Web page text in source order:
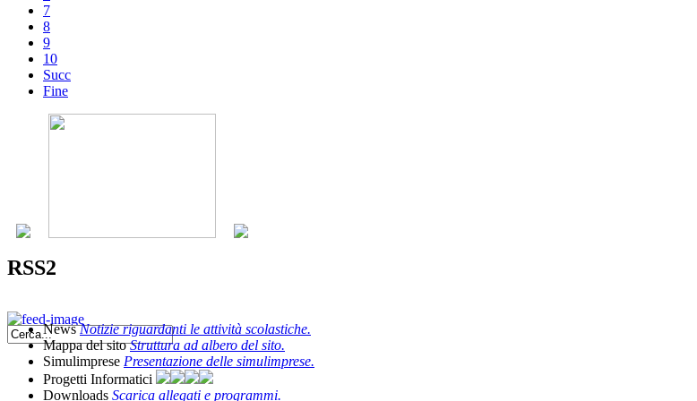
7
8
9
10
Succ
Fine
RSS2
NewsNotizie riguardanti le attività scolastiche.
Mappa del sitoStruttura ad albero del sito.
Simulimprese Presentazione delle simulimprese.
Progetti Informatici
Downloads Scarica allegati e programmi.